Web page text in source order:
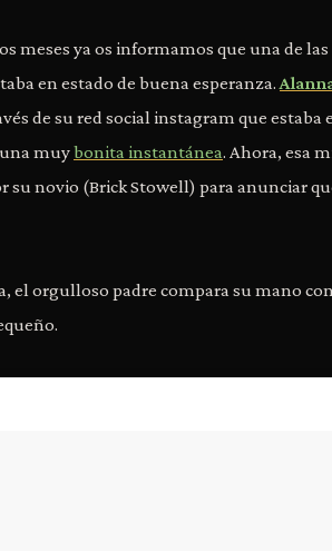
meses ya os informamos que una de
en estado de buena esperanza.
de su red social instagram que estaba
muybonita instantánea. Ahora, esa
su novio (Brick Stowell) para anunciar
el orgulloso padre compara su mano